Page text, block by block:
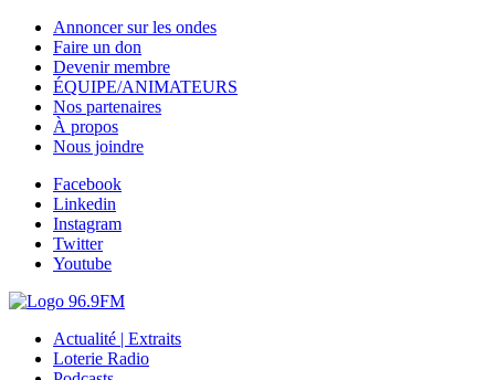
Annoncer sur les ondes
Faire un don
Devenir membre
ÉQUIPE/ANIMATEURS
Nos partenaires
À propos
Nous joindre
Facebook
Linkedin
Instagram
Twitter
Youtube
Actualité | Extraits
Loterie Radio